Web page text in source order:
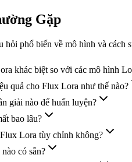
Gặp
hỏi phổ biến về mô hình và cách
khác biệt so với các mô hình
quả cho Flux Lora như thế nào?
giải nào để huấn luyện?
bao lâu?
Lora tùy chỉnh không?
có sẵn?